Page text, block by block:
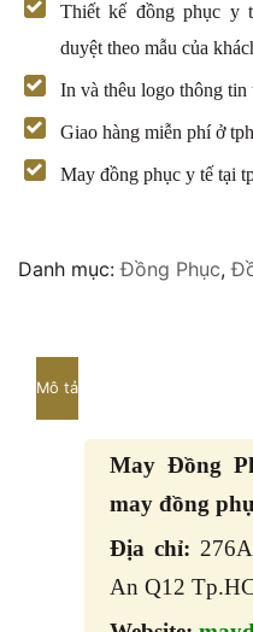
Thiết kế đồng phục y
duyệt theo mẫu của
In và thêu logo thông tin
Giao hàng miễn phí ở
May đồng phục y tế tại
Danh mục:Đồng Phục,
Mô tả
May Đồng
may đồng
Địa chỉ:
An Q12